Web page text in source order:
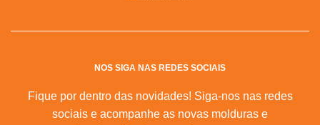
NOS SIGA NAS REDES SOCIAIS
Fique por dentro das novidades! Siga-nos nas redes
sociais e acompanhe as novas molduras e